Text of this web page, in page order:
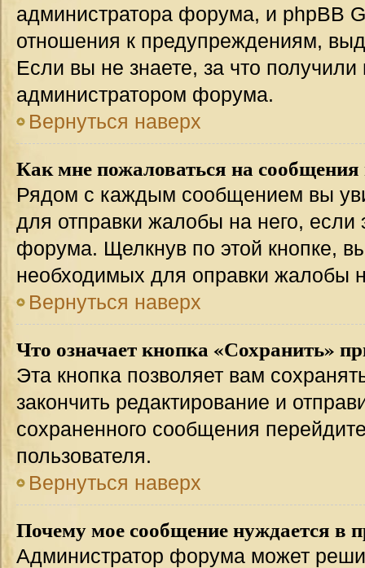
администратора форума, и phpBB
отношения к предупреждениям,
Если вы не знаете, за что
администратором форума.
Вернуться наверх
Как мне пожаловаться на сообщения
Рядом с каждым сообщением вы
для отправки жалобы на него,
форума. Щелкнув по этой кнопке,
необходимых для оправки жалобы
Вернуться наверх
Что означает кнопка «Сохранить»
Эта кнопка позволяет вам
закончить редактирование и
сохраненного сообщения
пользователя.
Вернуться наверх
Почему мое сообщение нуждается в
Администратор форума может